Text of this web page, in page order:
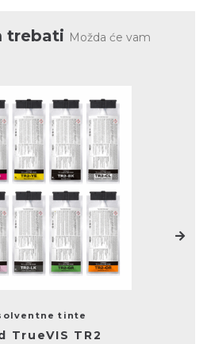
trebati Možda će vam
tinte
TrueVIS TR2